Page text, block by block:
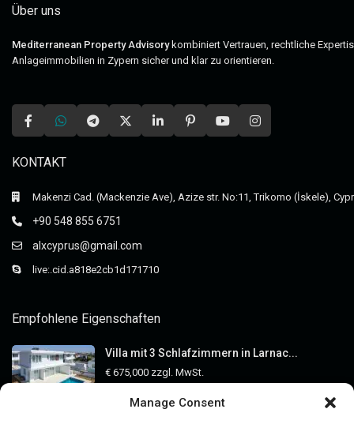
Manage Consent
Über uns
Mediterranean Property Advisorykombiniert Vertrauen, rechtliche
Anlageimmobilien in Zypern sicher und klar zu orientieren.
KONTAKT
Makenzi Cad. (Mackenzie Ave), Azize str. No:11, Trikomo (İskele),
+90 548 855 6751
alxcyprus@gmail.com
live:.cid.a818e2cb1d171710
Empfohlene Eigenschaften
Villa mit 3 Schlafzimmern in Larnac...
€ 675,000 zzgl. MwSt.